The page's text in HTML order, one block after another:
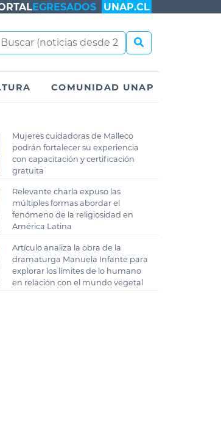
EGRESADOS UNAP.CL
COMUNIDAD UNAP
Mujeres cuidadoras de Malleco
podrán fortalecer su experiencia
con capacitación y certificación
gratuita
Relevante charla expuso las
múltiples formas abordar el
fenómeno de la religiosidad en
América Latina
Artículo analiza la obra de la
dramaturga Manuela Infante para
explorar los límites de lo humano
en relación con el mundo vegetal